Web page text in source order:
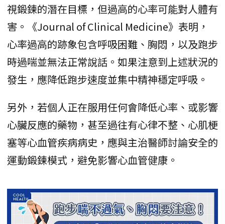
視鍛鍊的潛在目標，但過高的心率可能對人體有
害。《Journal of Clinical Medicine》表明，
心率過高的跡象包含呼吸困難、胸悶，以及跑步
時過喘並無法正常說話。如果注意到上述狀況的
發生，應降低跑步速度並集中精神穩定呼吸。
另外，若個人正在服用任何會降低心率、或影響
心臟反應的藥物，甚至過往有心律不整、心肌梗
塞等心血管疾病病史，應與主治醫師討論安全的
運動鍛鍊模式，避免影響心血管健康。